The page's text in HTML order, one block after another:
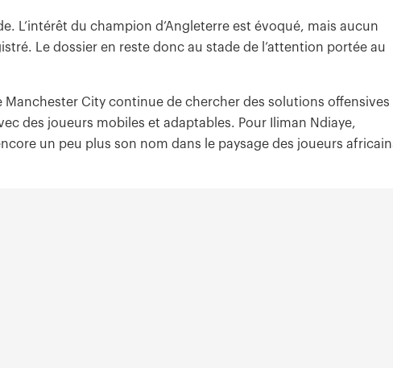
L’intérêt du champion d’Angleterre est évoqué, mais aucun
Le dossier en reste donc au stade de l’attention portée au
City continue de chercher des solutions offensives
des joueurs mobiles et adaptables. Pour Iliman Ndiaye,
un peu plus son nom dans le paysage des joueurs